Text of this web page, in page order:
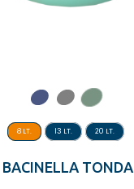
8 LT. 13 LT. 20 LT.
BACINELLA TONDA